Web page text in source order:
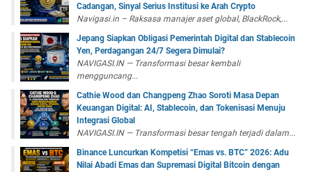
Cadangan, Sinyal Serius Institusi ke Arah Crypto
Navigasi.in – Raksasa manajer aset global, BlackRock,...
Jepang Siapkan Obligasi Pemerintah Digital dan Stablecoin
Yen, Perdagangan 24/7 Segera Dimulai?
NAVIGASI.IN — Transformasi besar kembali
mengguncang...
Cathie Wood dan Changpeng Zhao Soroti Masa Depan
Keuangan Digital: AI, Stablecoin, dan Tokenisasi Menuju
Integrasi Global
NAVIGASI.IN — Transformasi besar tengah terjadi dalam...
Binance Luncurkan Kompetisi “Emas vs. BTC” 2026: Adu
Nilai Abadi Emas dan Supremasi Digital Bitcoin dengan